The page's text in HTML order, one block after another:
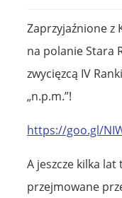
Zaprzyjaźnione z
na polanie Stara
zwycięzcą IV
„n.p.m.”!
https://goo.gl/
A jeszcze kilka
przejmowane